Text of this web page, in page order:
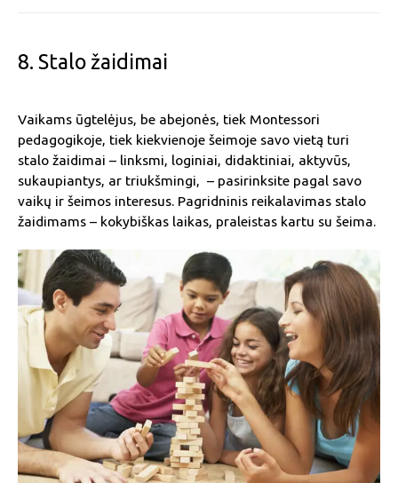
8. Stalo žaidimai
Vaikams ūgtelėjus, be abejonės, tiek Montessori
pedagogikoje, tiek kiekvienoje šeimoje savo vietą turi
stalo žaidimai – linksmi, loginiai, didaktiniai, aktyvūs,
sukaupiantys, ar triukšmingi, – pasirinksite pagal savo
vaikų ir šeimos interesus. Pagridninis reikalavimas stalo
žaidimams – kokybiškas laikas, praleistas kartu su šeima.